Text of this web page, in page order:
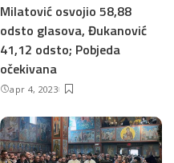
Milatović osvojio 58,88
odsto glasova, Đukanović
41,12 odsto; Pobjeda
očekivana
apr 4, 2023